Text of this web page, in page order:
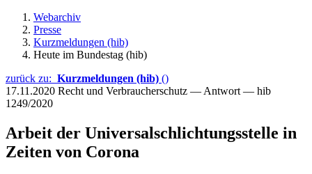
Webarchiv
Presse
Kurzmeldungen (hib)
Heute im Bundestag (hib)
zurück zu: Kurzmeldungen (hib) ()
17.11.2020 Recht und Verbraucherschutz — Antwort — hib
1249/2020
Arbeit der Universalschlichtungsstelle in
Zeiten von Corona